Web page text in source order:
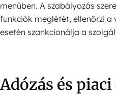
menüben. A szabályozás
funkciók meglétét, ellenőrzi a
esetén szankcionálja a
Adózás és